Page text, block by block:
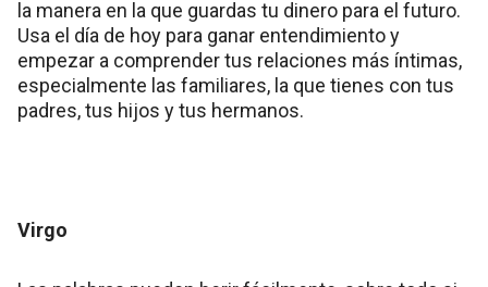
la manera en la que guardas tu dinero para el futuro.
Usa el día de hoy para ganar entendimiento y
empezar a comprender tus relaciones más íntimas,
especialmente las familiares, la que tienes con tus
padres, tus hijos y tus hermanos.
Virgo